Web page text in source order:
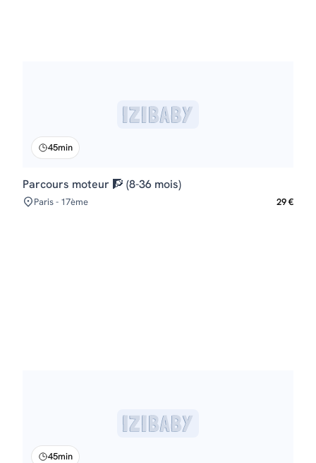
45min
Parcours moteur 🧗 (8-36 mois)
Paris - 17ème 29 €
45min